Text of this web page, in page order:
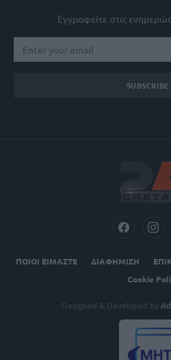
Εγγραφείτε στις
SUBSCRIBE
ΠΟΙΟΙ ΕΙΜΑΣΤΕ ΔΙΑΦΗΜΙΣΗ
Cookie
Designed & Developed by